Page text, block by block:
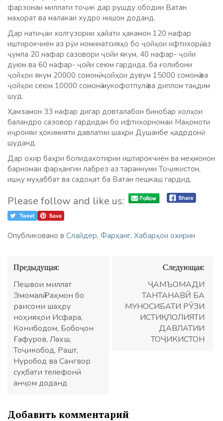
фарзонаи миллати тоҷик дар рушду ободии Ватан
маҳорат ва малакаи худро нишон доданд.
Дар натиҷаи холгузории ҳайати ҳакамон 120 нафар
иштирокчиён аз рӯи номинатсияҳо бо ҷойҳои ифтихорӣ, аз
ҷумла 20 нафар сазовори ҷойи якум, 40 нафар- ҷойи
дуюм ва 60 нафар- ҷойи сеюм гардида, ба ғолибони
ҷойҳои якум 20000 сомонӣ, ҷойҳои дувум 15000 сомонӣ ва
ҷойҳои сеюм 10000 сомонӣ мукофотпулӣ ва диплом тақдим
шуд.
Ҳамзамон 33 нафар дигар довталабон бинобар холҳои
баландро сазовор гардидан бо ифтихорномаи Мақомоти
иҷроияи ҳокимияти давлатии шаҳри Душанбе қадрдонӣ
шуданд.
Дар охир баҳри болидахотирии иштирокчиён ва меҳмонон
барномаи фарҳангии лабрез аз тараннуми Тоҷикистон,
ишқу муҳаббат ва садоқат ба Ватан пешкаш гардид.
Please follow and like us:
Опубликовано в Слайдер, Фарҳанг, Хабарҳои охирин
Навигация
по
записям
Предыдущая:
Пешвои миллат
Эмомалӣ Раҳмон бо
раисони шаҳру
ноҳияҳои Исфара,
Конибодом, Бобоҷон
Ғафуров, Лахш,
Тоҷикобод, Рашт,
Нуробод ва Сангвор
суҳбати телефонӣ
анҷом доданд
Следующая:
ҶАМЪОМАДИ
ТАНТАНАВӢ БА
МУНОСИБАТИ РӮЗИ
ИСТИҚЛОЛИЯТИ
ДАВЛАТИИ
ТОҶИКИСТОН
Добавить комментарий